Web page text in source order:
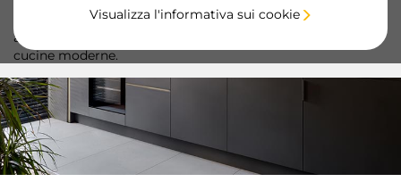
Visualizza l'informativa sui cookie
I battiscopa di Emuca, realizzati in plastica e alluminio di
alta qualità, offrono soluzioni estetiche e funzionali per
cucine moderne.